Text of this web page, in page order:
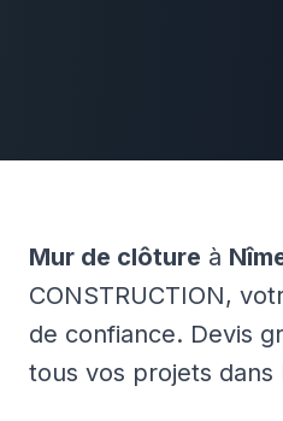
Mur de clôture à
CONSTRUCTION,
de confiance. Devis
tous vos projets dans